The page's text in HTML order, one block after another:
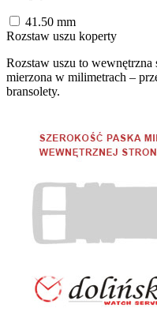
41.50 mm
Rozstaw uszu koperty
Rozstaw uszu to
mierzona w milimetrach –
bransolety.